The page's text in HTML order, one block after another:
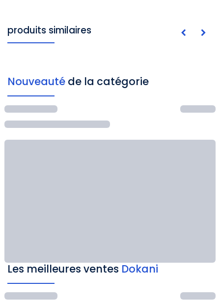
produits similaires
Nouveauté de la catégorie
Les meilleures ventes Dokani